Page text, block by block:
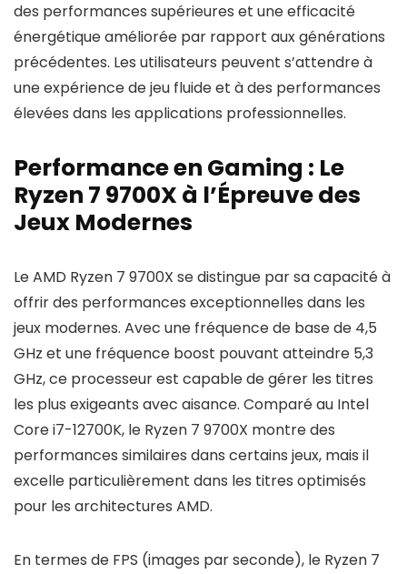
des performances supérieures et une efficacité
énergétique améliorée par rapport aux générations
précédentes. Les utilisateurs peuvent s’attendre à
une expérience de jeu fluide et à des performances
élevées dans les applications professionnelles.
Performance en Gaming : Le
Ryzen 7 9700X à l’Épreuve des
Jeux Modernes
Le AMD Ryzen 7 9700X se distingue par sa capacité à
offrir des performances exceptionnelles dans les
jeux modernes. Avec une fréquence de base de 4,5
GHz et une fréquence boost pouvant atteindre 5,3
GHz, ce processeur est capable de gérer les titres
les plus exigeants avec aisance. Comparé au Intel
Core i7-12700K, le Ryzen 7 9700X montre des
performances similaires dans certains jeux, mais il
excelle particulièrement dans les titres optimisés
pour les architectures AMD.
En termes de FPS (images par seconde), le Ryzen 7